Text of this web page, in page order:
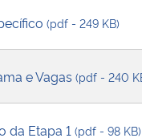
(pdf - 249 KB)
e Vagas (pdf - 240
da Etapa 1 (pdf - 98 KB)